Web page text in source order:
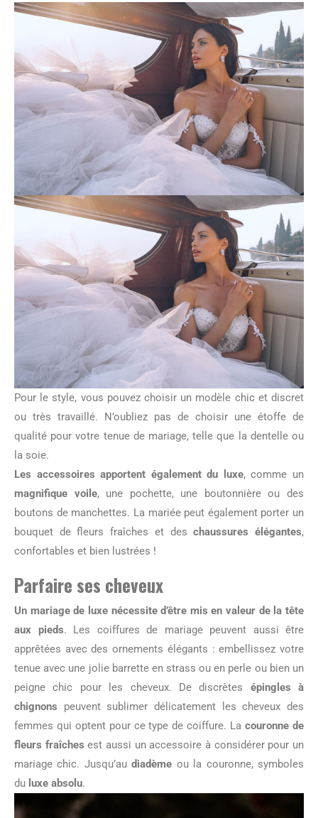
Pour le style, vous pouvez choisir un modèle chic et discret
ou très travaillé. N’oubliez pas de choisir une étoffe de
qualité pour votre tenue de mariage, telle que la dentelle ou
la soie.
Les accessoires apportent également du luxe, comme un
magnifique voile, une pochette, une boutonnière ou des
boutons de manchettes. La mariée peut également porter un
bouquet de fleurs fraîches et deschaussures élégantes,
confortables et bien lustrées !
Parfaire ses cheveux
Un mariage de luxe nécessite d’être mis en valeur de la tête
aux pieds. Les coiffures de mariage peuvent aussi être
apprêtées avec des ornements élégants : embellissez votre
tenue avec une jolie barrette en strass ou en perle ou bien un
peigne chic pour les cheveux. De discrètes épingles à
chignons peuvent sublimer délicatement les cheveux des
femmes qui optent pour ce type de coiffure. Lacouronne de
fleurs fraîches est aussi un accessoire à considérer pour un
mariage chic. Jusqu’audiadème ou la couronne, symboles
du luxe absolu.